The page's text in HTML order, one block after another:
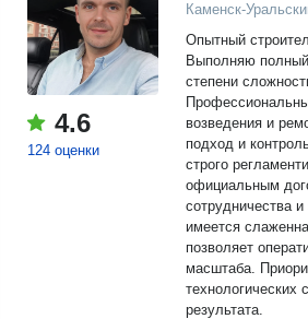
4.6
124 оценки
Каменск-
Опытный
Выполняю
степени
возведения и
подход и контроль
строго
официальным
сотрудничества
имеется
позволяет
масштаба.
технологических
результата.